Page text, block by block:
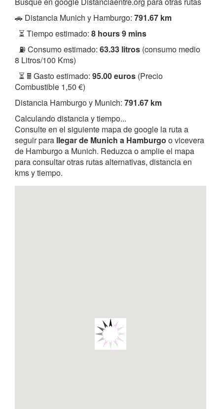
🚗 Distancia Munich y Hamburgo: 791.67 km
⏳ Tiempo estimado: 8 hours 9 mins
⛽ Consumo estimado: 63.33 litros (consumo medio
8 Litros/100 Kms)
⏳ 🖩 Gasto estimado: 95.00 euros (Precio
Combustible 1,50 €)
Distancia Hamburgo y Munich: 791.67 km
Calculando distancia y tiempo...
Consulte en el siguiente mapa de google la ruta a
seguir para llegar de Munich a Hamburgo o vicevera
de Hamburgo a Munich. Reduzca o amplie el mapa
para consultar otras rutas alternativas, distancia en
kms y tiempo.